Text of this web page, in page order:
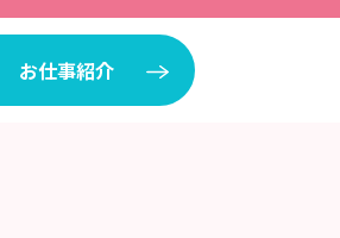
お仕事紹介